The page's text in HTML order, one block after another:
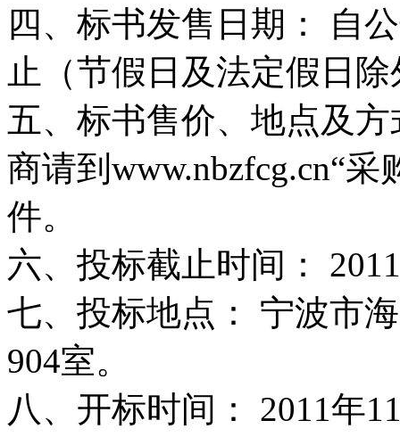
四、标书发售日期： 自
止（节假日及法定假日
五、标书售价、地点及
商请到www.nbzfcg.cn“
件。
六、投标截止时间：
七、投标地点： 宁波市
904室。
八、开标时间： 2011年